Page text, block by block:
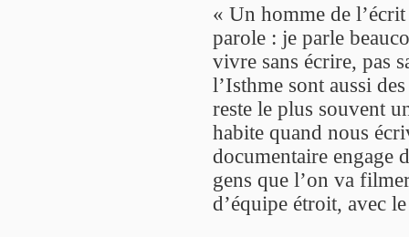
« Un homme de
parole : je parle
vivre sans écrire, pas
l’Isthme sont aussi
reste le plus souvent
habite quand nous
documentaire engage
gens que l’on va
d’équipe étroit, avec